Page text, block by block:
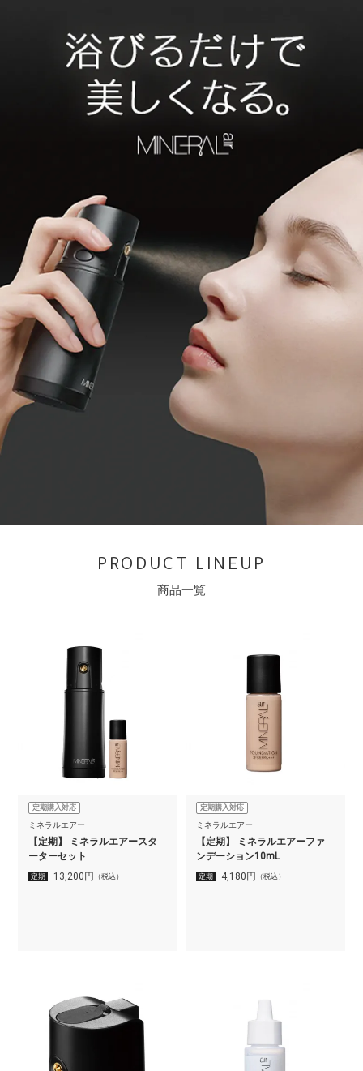
PRODUCT LINEUP
商品一覧
定期購入対応
ミネラルエアー
【定期】 ミネラルエアースタ
ーターセット
定期 13,200 円 （税込）
定期購入対応
ミネラルエアー
【定期】 ミネラルエアーファ
ンデーション10mL
定期 4,180 円 （税込）